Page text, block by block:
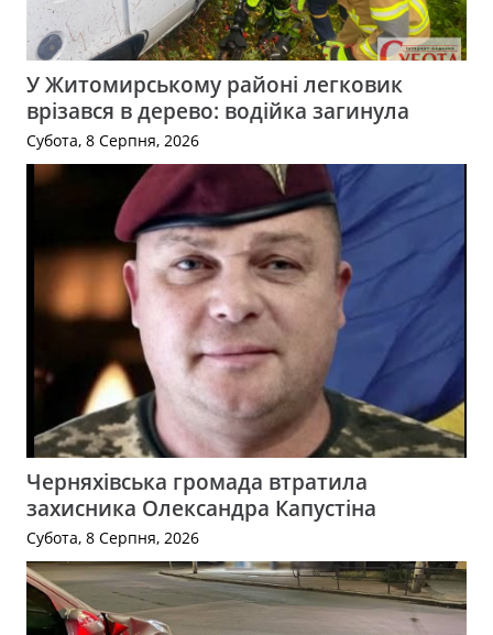
У Житомирському районі легковик
врізався в дерево: водійка загинула
Субота, 8 Серпня, 2026
Черняхівська громада втратила
захисника Олександра Капустіна
Субота, 8 Серпня, 2026